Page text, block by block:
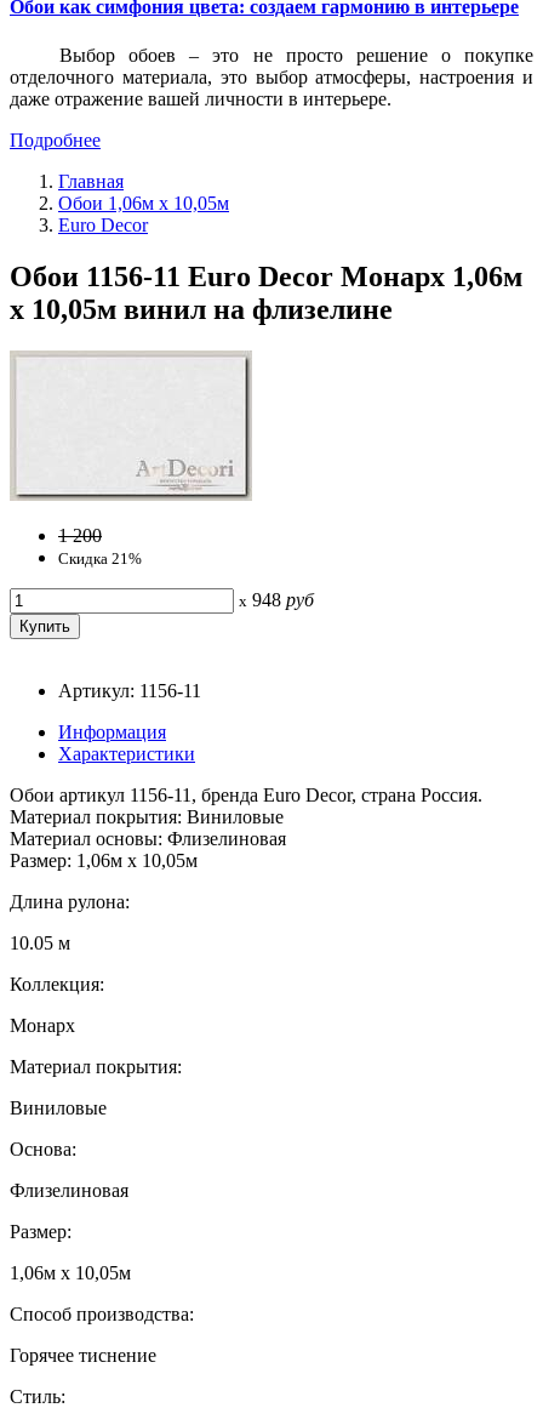
Обои как симфония цвета: создаем гармонию в интерьере
Выбор обоев – это не просто решение о покупке
отделочного материала, это выбор атмосферы, настроения и
даже отражение вашей личности в интерьере.
Подробнее
Главная
Обои 1,06м х 10,05м
Euro Decor
Обои 1156-11 Euro Decor Монарх 1,06м
х 10,05м винил на флизелине
1 200
Скидка 21%
x 948 руб
Артикул: 1156-11
Информация
Характеристики
Обои артикул 1156-11, бренда Euro Decor, страна Россия.
Материал покрытия: Виниловые
Материал основы: Флизелиновая
Размер: 1,06м х 10,05м
Длина рулона:
10.05 м
Коллекция:
Монарх
Материал покрытия:
Виниловые
Основа:
Флизелиновая
Размер:
1,06м х 10,05м
Способ производства:
Горячее тиснение
Стиль: